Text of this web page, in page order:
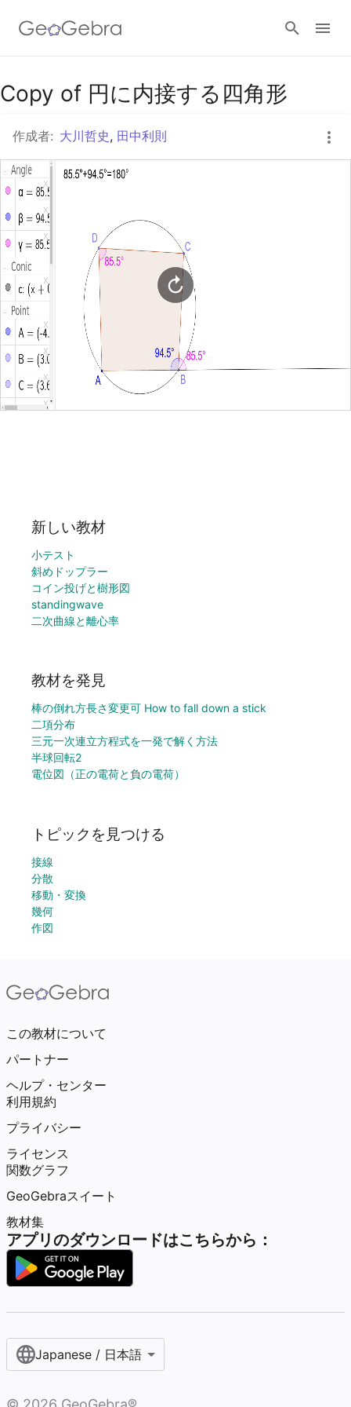
Googleクラスルーム
GeoGebra Classroom
Copy of 円に内接する四角形
作成者: 大川哲史, 田中利則
新しい教材
小テスト
斜めドップラー
コイン投げと樹形図
standingwave
二次曲線と離心率
教材を発見
棒の倒れ方長さ変更可 How to fall down a stick
二項分布
三元一次連立方程式を一発で解く方法
半球回転2
電位図（正の電荷と負の電荷）
トピックを見つける
接線
分散
移動・変換
幾何
作図
この教材について
パートナー
ヘルプ・センター
利用規約
プライバシー
ライセンス
関数グラフ
GeoGebraスイート
教材集
アプリのダウンロードはこちらから：
Japanese / 日本語